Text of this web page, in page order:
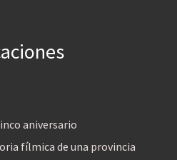
aniversario
fílmica de una provincia